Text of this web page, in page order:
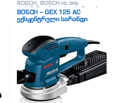
BOSCH, BOSCH-ის ხის
დასამუშავებელი ხელსაწყოები
BOSCH – GEX 125 AC
ექსცენტრული სარანდი